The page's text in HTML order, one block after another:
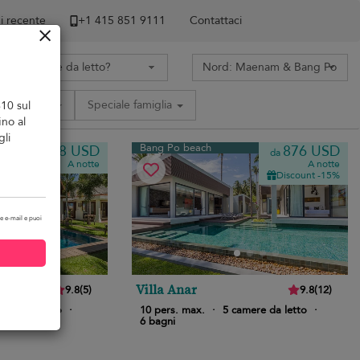
recente +1 ​415 851 9111 Contattaci
Servizi Speciale famiglia
1.118 USD
A notte
9.8(5)
da letto ·
Bang Po beach da 876 USD
A notte
Discount -15%
Villa Anar 9.8(12)
10 pers. max.
· 5 camere da letto ·
6 bagni
sul
al
e-mail e puoi